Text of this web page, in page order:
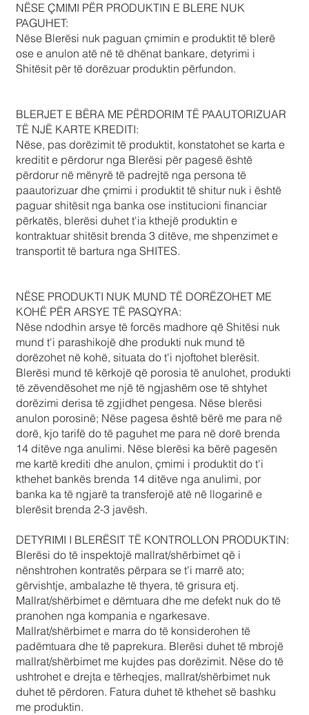
NËSE ÇMIMI PËR PRODUKTIN E BLERE NUK
PAGUHET:
Nëse Blerësi nuk paguan çmimin e produktit të blerë
ose e anulon atë në të dhënat bankare, detyrimi i
Shitësit për të dorëzuar produktin përfundon.
BLERJET E BËRA ME PËRDORIM TË PAAUTORIZUAR
TË NJË KARTE KREDITI:
Nëse, pas dorëzimit të produktit, konstatohet se karta e
kreditit e përdorur nga Blerësi për pagesë është
përdorur në mënyrë të padrejtë nga persona të
paautorizuar dhe çmimi i produktit të shitur nuk i është
paguar shitësit nga banka ose institucioni financiar
përkatës, blerësi duhet t'ia kthejë produktin e
kontraktuar shitësit brenda 3 ditëve, me shpenzimet e
transportit të bartura nga SHITES.
NËSE PRODUKTI NUK MUND TË DORËZOHET ME
KOHË PËR ARSYE TË PASQYRA:
Nëse ndodhin arsye të forcës madhore që Shitësi nuk
mund t'i parashikojë dhe produkti nuk mund të
dorëzohet në kohë, situata do t'i njoftohet blerësit.
Blerësi mund të kërkojë që porosia të anulohet, produkti
të zëvendësohet me një të ngjashëm ose të shtyhet
dorëzimi derisa të zgjidhet pengesa. Nëse blerësi
anulon porosinë; Nëse pagesa është bërë me para në
dorë, kjo tarifë do të paguhet me para në dorë brenda
14 ditëve nga anulimi. Nëse blerësi ka bërë pagesën
me kartë krediti dhe anulon, çmimi i produktit do t'i
kthehet bankës brenda 14 ditëve nga anulimi, por
banka ka të ngjarë ta transferojë atë në llogarinë e
blerësit brenda 2-3 javësh.
DETYRIMI I BLERËSIT TË KONTROLLON PRODUKTIN:
Blerësi do të inspektojë mallrat/shërbimet që i
nënshtrohen kontratës përpara se t'i marrë ato;
gërvishtje, ambalazhe të thyera, të grisura etj.
Mallrat/shërbimet e dëmtuara dhe me defekt nuk do të
pranohen nga kompania e ngarkesave.
Mallrat/shërbimet e marra do të konsiderohen të
padëmtuara dhe të paprekura. Blerësi duhet të mbrojë
mallrat/shërbimet me kujdes pas dorëzimit. Nëse do të
ushtrohet e drejta e tërheqjes, mallrat/shërbimet nuk
duhet të përdoren. Fatura duhet të kthehet së bashku
me produktin.